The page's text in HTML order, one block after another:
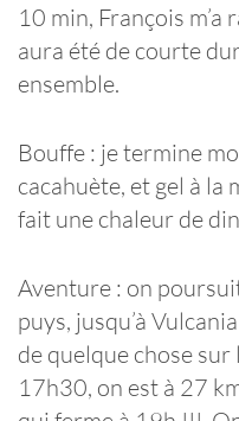
10 min, François m’a
aura été de courte
ensemble.
Bouffe : je termine
cacahuète, et gel à
fait une chaleur de
Aventure : on
puys, jusqu’à
de quelque chose
17h30, on est à 27